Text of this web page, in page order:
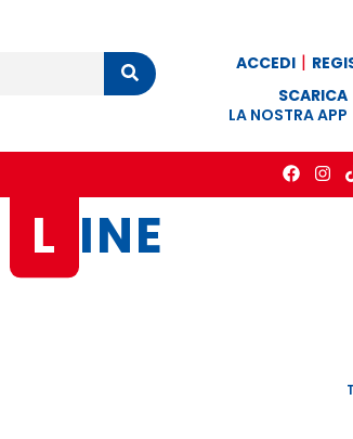
Cerca ACCEDI
SCARICA
LA NOSTRA APP
L INE